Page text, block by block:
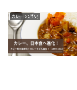
カレーの歴史